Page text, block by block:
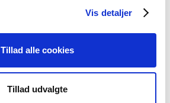
Vis detaljer
Tillad alle cookies
Tillad udvalgte
Et lille fald i ansøgere til
teologistudiet
29 juli, 2026